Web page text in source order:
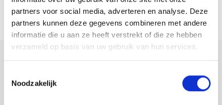
partners voor social media, adverteren en analyse. Deze
partners kunnen deze gegevens combineren met andere
informatie die u aan ze heeft verstrekt of die ze hebben
verzameld op basis van uw gebruik van hun services.
Noodzakelijk
geen directe inkijk is. Hier kunt u in alle rust genieten van het
buitenleven. Achter in de tuin staat een houten berging, ideaal voor
het opbergen van fietsen en tuingereedschap. Via de achterom
bereikt u de berging en vervolgens de tuin en woning.
uitstekend verzorgd. De woning is volledig voorzien van houten
Deel deze